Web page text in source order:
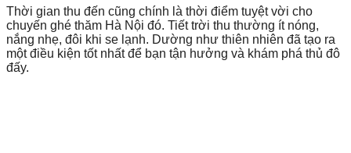
Thời gian thu đến cũng chính là thời điểm tuyệt vời cho
chuyến ghé thăm Hà Nội đó. Tiết trời thu thường ít nóng,
nắng nhẹ, đôi khi se lạnh. Dường như thiên nhiên đã tạo ra
một điều kiện tốt nhất để bạn tận hưởng và khám phá thủ đô
đấy.